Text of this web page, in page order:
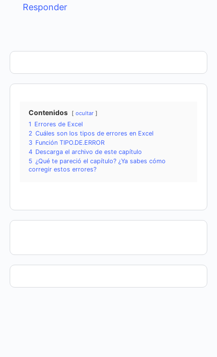
Responder
Contenidos ocultar
1 Errores de Excel
2 Cuáles son los tipos de errores en Excel
3 Función TIPO.DE.ERROR
4 Descarga el archivo de este capítulo
5 ¿Qué te pareció el capítulo? ¿Ya sabes cómo
corregir estos errores?